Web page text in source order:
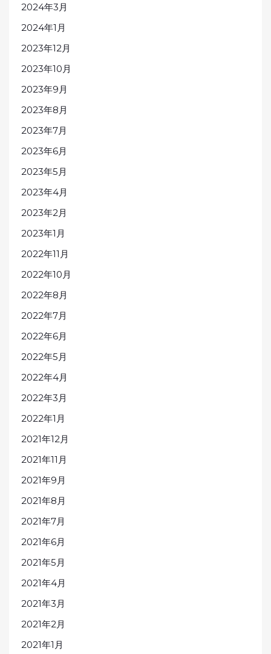
2024年3月
2024年1月
2023年12月
2023年10月
2023年9月
2023年8月
2023年7月
2023年6月
2023年5月
2023年4月
2023年2月
2023年1月
2022年11月
2022年10月
2022年8月
2022年7月
2022年6月
2022年5月
2022年4月
2022年3月
2022年1月
2021年12月
2021年11月
2021年9月
2021年8月
2021年7月
2021年6月
2021年5月
2021年4月
2021年3月
2021年2月
2021年1月